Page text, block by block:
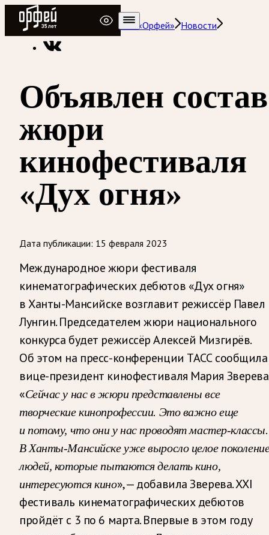
Радио Орфей
Радио классической музыки «Орфей» Новости
Объявлен состав
жюри
кинофестиваля
«Дух огня»
Дата публикации: 15 февраля 2023
Международное жюри фестиваля
кинематографических дебютов «Дух огня»
в Ханты-Мансийске возглавит режиссёр Павел
Лунгин. Председателем жюри национального
конкурса будет режиссёр Алексей Мизгирёв.
Об этом на пресс-конференции ТАСС сообщила
вице-президент кинофестиваля Мария
«Сейчас у нас в жюри представлены все
творческие кинопрофессии. Это важно еще
и потому, что они у нас проводят мастер-классы.
В Ханты-Мансийске уже выросло целое
людей, которые пытаются делать кино,
интересуются кино», — добавила Зверева. XXI
фестиваль кинематографических дебютов
пройдёт с 3 по 6 марта. Впервые в этом году